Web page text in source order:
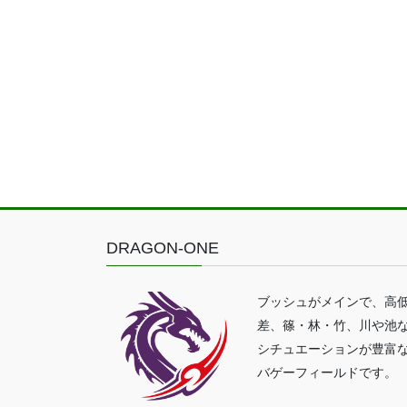
DRAGON-ONE
ブッシュがメインで、高
差、篠・林・竹、川や池
シチュエーションが豊富
バゲーフィールドです。